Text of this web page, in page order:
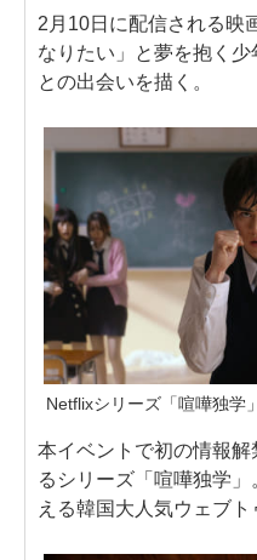
2月10日に配信される映
なりたい」と夢を抱く
との出会いを描く。
Netflixシリーズ「喧嘩独学
本イベントで初の情報
るシリーズ「喧嘩独学
える韓国大人気ウェブト